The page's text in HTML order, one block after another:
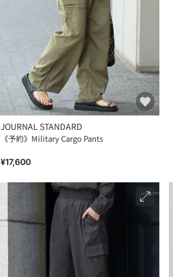
JOURNAL STANDARD
《予約》Military Cargo Pants
¥17,600